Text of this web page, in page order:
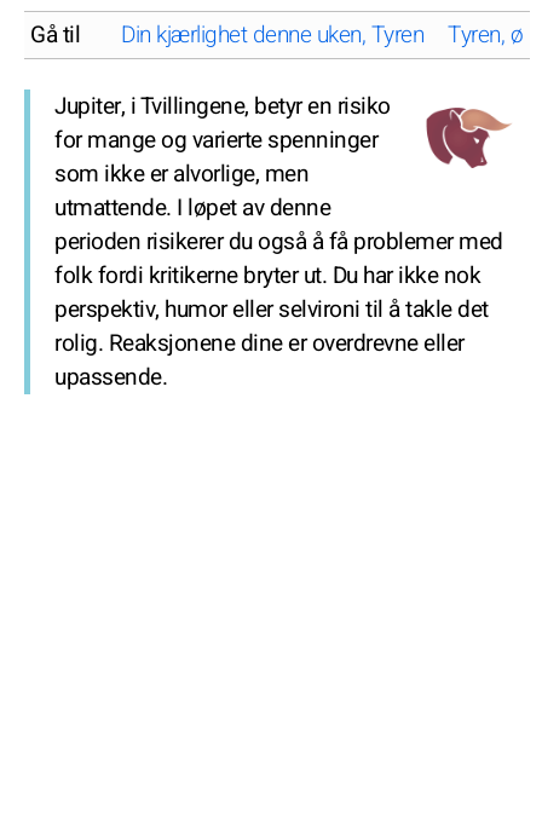
Gå til Din kjærlighet denne uken, Tyren Tyren,
Jupiter, i Tvillingene, betyr en risiko
for mange og varierte spenninger
som ikke er alvorlige, men
utmattende. I løpet av denne
perioden risikerer du også å få problemer med
folk fordi kritikerne bryter ut. Du har ikke nok
perspektiv, humor eller selvironi til å takle det
rolig. Reaksjonene dine er overdrevne eller
upassende.